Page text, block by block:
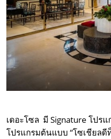
เดอะโซล มี Signature โปร
โปรแกรมต้นแบบ “โซเชียลดี